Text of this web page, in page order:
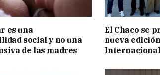
es una
social y no una
de las madres
El Chaco se
nueva